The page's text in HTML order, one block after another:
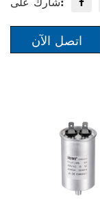
اتصل الآن